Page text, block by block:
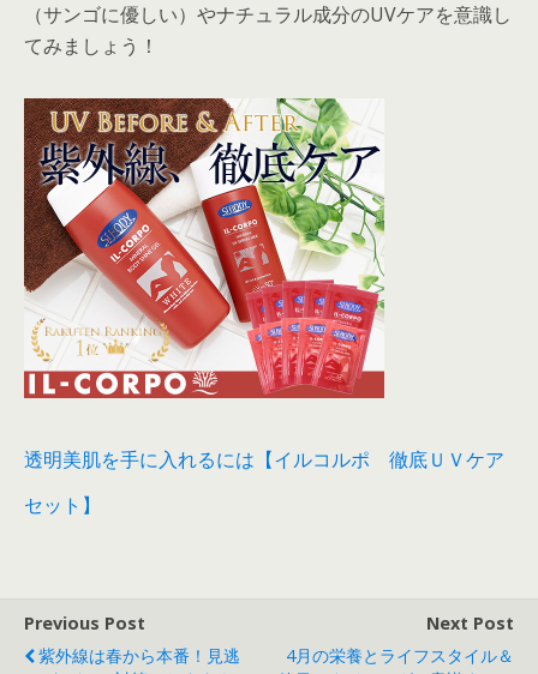
（サンゴに優しい）やナチュラル成分のUVケアを意識し
てみましょう！
透明美肌を手に入れるには【イルコルポ 徹底ＵＶケア
セット】
Previous Post
紫外線は春から本番！見逃
Next Post
4月の栄養とライフスタイル＆